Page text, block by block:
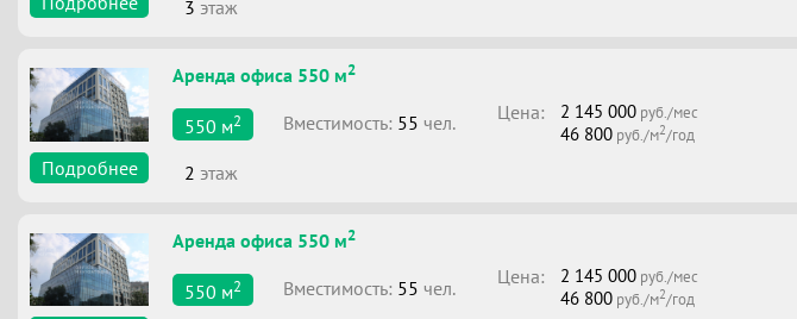
3 этаж
Подробнее
Аренда офиса 550 м2
550 м2 Вместимоcть: 55 чел. Цена: 2 145 000 руб./мес
46 800 руб./м2/год
2 этаж
Аренда офиса 550 м2
550 м2 Вместимоcть: 55 чел. Цена: 2 145 000 руб./мес
46 800 руб./м2/год